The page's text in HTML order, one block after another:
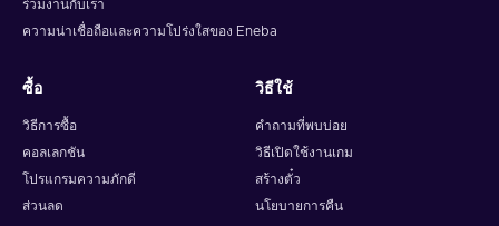
ร่วมงานกับเรา
ความน่าเชื่อถือและความโปร่งใสของ Eneba
ซื้อ
วิธีการซื้อ
คอลเลกชัน
โปรแกรมความภักดี
ส่วนลด
วิธีใช้
คำถามที่พบบ่อย
วิธีเปิดใช้งานเกม
สร้างตั๋ว
นโยบายการคืน